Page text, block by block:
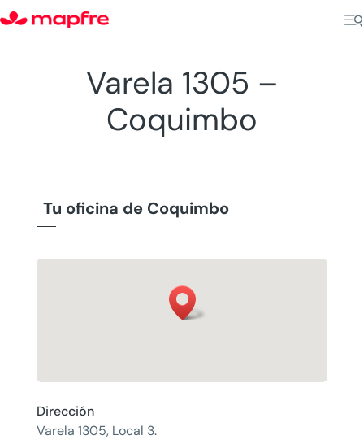
Varela 1305 –
Coquimbo
Tu oficina de Coquimbo
Dirección
Varela 1305, Local 3.